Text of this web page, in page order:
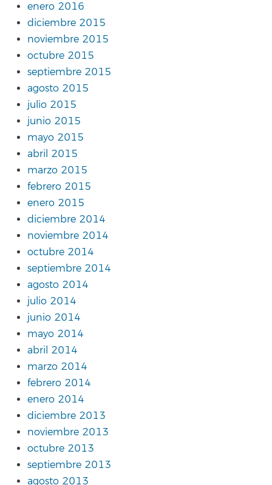
enero 2016
diciembre 2015
noviembre 2015
octubre 2015
septiembre 2015
agosto 2015
julio 2015
junio 2015
mayo 2015
abril 2015
marzo 2015
febrero 2015
enero 2015
diciembre 2014
noviembre 2014
octubre 2014
septiembre 2014
agosto 2014
julio 2014
junio 2014
mayo 2014
abril 2014
marzo 2014
febrero 2014
enero 2014
diciembre 2013
noviembre 2013
octubre 2013
septiembre 2013
agosto 2013